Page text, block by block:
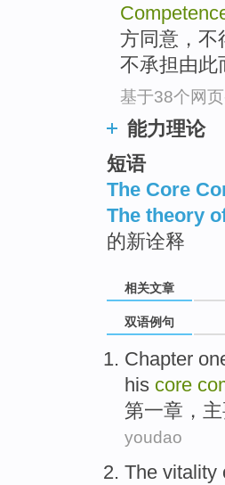
方同意，不
不承担由此
基于38个网页
能力理论
短语
The Core
The theory
的新诠释
相关文章
双语例句
Chapter
his core
第一章 ，
youdao
The vitality